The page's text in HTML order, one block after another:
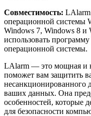
Совместимость: LAlarm
операционной системы
Windows 7, Windows 8
использовать
операционной системы.
LAlarm — это мощная и
поможет вам защитить
несанкционированного
ваших данных. Она
особенностей, которые
для безопасности